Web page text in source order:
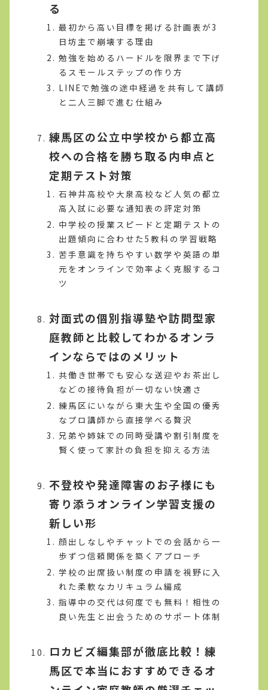
る
最初から高い目標を掲げる計画表が3
日坊主で崩壊する理由
勉強を始めるハードルを限界まで下げ
るスモールステップの作り方
LINEで勉強の途中経過を共有して講師
と二人三脚で進む仕組み
練馬区の公立中学校から都立高
校への合格を勝ち取る内申点と
定期テスト対策
石神井高校や大泉高校など人気の都立
高入試に必要な通知表の評定対策
中学校の授業スピードと定期テストの
出題傾向に合わせた5教科の学習戦略
苦手意識を持ちやすい数学や英語の単
元をオンラインで効率よく克服するコ
ツ
対面式の個別指導塾や訪問型家
庭教師と比較してわかるオンラ
インならではのメリット
共働き世帯でも安心な送迎やお茶出し
などの接待負担が一切ない快適さ
練馬区にいながら東大生や全国の優秀
なプロ講師から直接学べる贅沢
兄弟や姉妹での同時受講や割引制度を
賢く使って家計の負担を抑える方法
不登校や発達障害のお子様にも
寄り添うオンライン学習支援の
新しい形
顔出しなしやチャットでの会話から一
歩ずつ信頼関係を築くアプローチ
学校の出席扱い制度の申請を視野に入
れた柔軟なカリキュラム編成
指導中の交代は何度でも無料！相性の
良い先生と出会うためのサポート体制
ロカビズ編集部が徹底比較！練
馬区で本当におすすめできるオ